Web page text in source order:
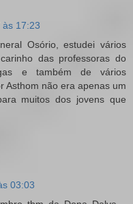
17:23
Osório, estudei vários
das professoras do
e também de vários
Asthom não era apenas um
muitos dos jovens que
03:03